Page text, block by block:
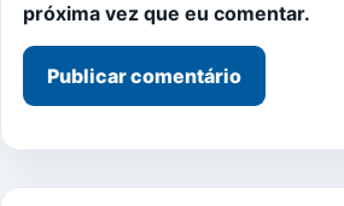
próxima vez que eu comentar.